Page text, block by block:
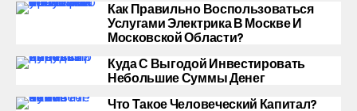
Как Правильно Воспользоваться
Услугами Электрика В Москве И
Московской Области?
Куда С Выгодой Инвестировать
Небольшие Суммы Денег
Что Такое Человеческий Капитал?